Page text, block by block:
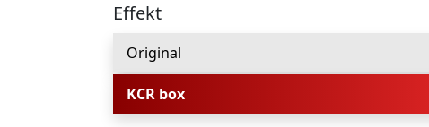
Effekt
Original
KCR box